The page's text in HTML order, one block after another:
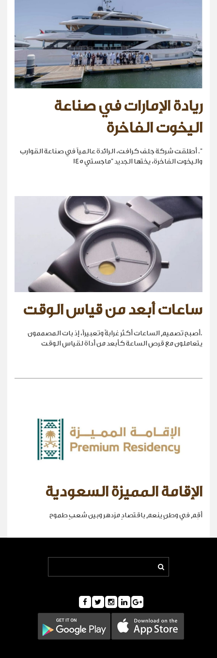
ريادة الإمارات في صناعة
اليخوت الفاخرة
". أطلقت شركة جلف كرافت، الرائدة عالمياً في صناعة القوارب
واليخوت الفاخرة، يختها الجديد "ماجستي 145
ساعات أبعد من قياس الوقت
.أصبح تصميم الساعات أكثر غرابةً وتعبيراً، إذ بات المصممون
يتعاملون مع قرص الساعة كأبعد من أداة لقياس الوقت
الإقامة المميزة السعودية
أقِم في وطنٍ ينعم باقتصادٍ مزدهر وبين شعبٍ طموح